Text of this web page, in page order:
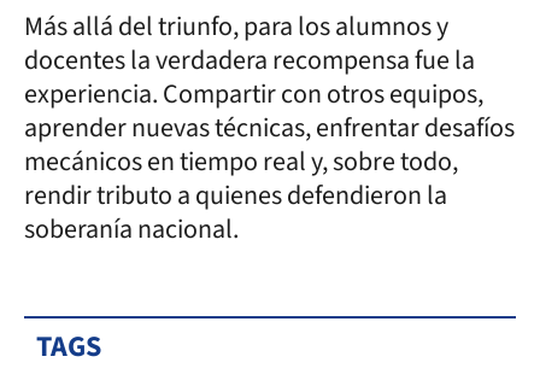
Más allá del triunfo, para los alumnos y
docentes la verdadera recompensa fue la
experiencia. Compartir con otros equipos,
aprender nuevas técnicas, enfrentar desafíos
mecánicos en tiempo real y, sobre todo,
rendir tributo a quienes defendieron la
soberanía nacional.
TAGS